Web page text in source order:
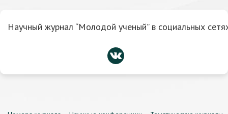
Научный журнал “Молодой ученый” в социальных